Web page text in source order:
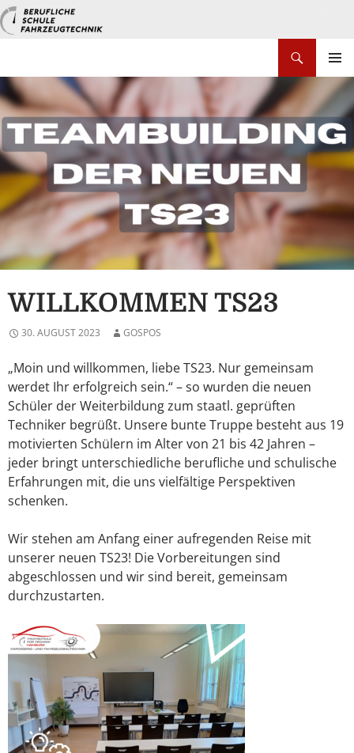
Zum
Inhalt
MENÜ
WILLKOMMEN TS23
30. AUGUST 2023 GOSPOS
„Moin und willkommen, liebe TS23. Nur gemeinsam
werdet Ihr erfolgreich sein.“ – so wurden die neuen
Schüler der Weiterbildung zum staatl. geprüften
Techniker begrüßt. Unsere bunte Truppe besteht aus 19
motivierten Schülern im Alter von 21 bis 42 Jahren –
jeder bringt unterschiedliche berufliche und schulische
Erfahrungen mit, die uns vielfältige Perspektiven
schenken.
Wir stehen am Anfang einer aufregenden Reise mit
unserer neuen TS23! Die Vorbereitungen sind
abgeschlossen und wir sind bereit, gemeinsam
durchzustarten.